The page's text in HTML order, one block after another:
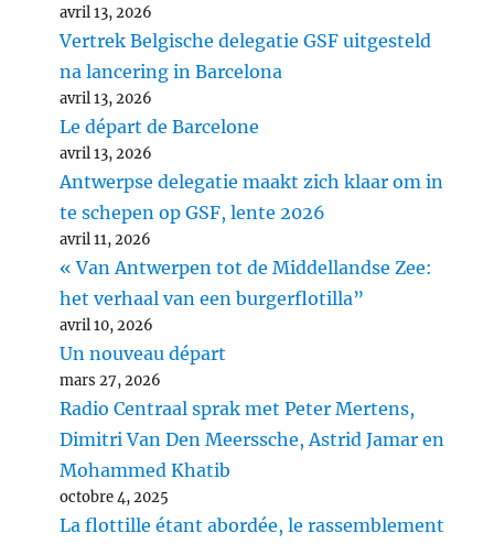
avril 13, 2026
Vertrek Belgische delegatie GSF uitgesteld
na lancering in Barcelona
avril 13, 2026
Le départ de Barcelone
avril 13, 2026
Antwerpse delegatie maakt zich klaar om in
te schepen op GSF, lente 2026
avril 11, 2026
« Van Antwerpen tot de Middellandse Zee:
het verhaal van een burgerflotilla”
avril 10, 2026
Un nouveau départ
mars 27, 2026
Radio Centraal sprak met Peter Mertens,
Dimitri Van Den Meerssche, Astrid Jamar en
Mohammed Khatib
octobre 4, 2025
La flottille étant abordée, le rassemblement